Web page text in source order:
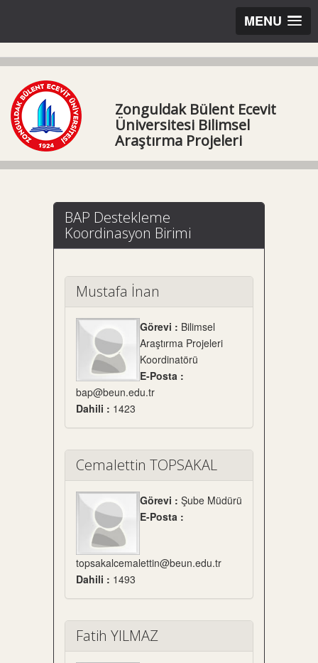
MENU
Zonguldak Bülent Ecevit
Üniversitesi Bilimsel
Araştırma Projeleri
BAP Destekleme
Koordinasyon Birimi
Mustafa İnan
Görevi : Bilimsel
Araştırma Projeleri
Koordinatörü
E-Posta :
bap@beun.edu.tr
Dahili : 1423
Cemalettin TOPSAKAL
Görevi : Şube Müdürü
E-Posta :
topsakalcemalettin@beun.edu.tr
Dahili : 1493
Fatih YILMAZ